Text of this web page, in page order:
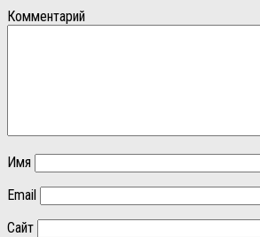
Комментарий
Имя
Email
Сайт